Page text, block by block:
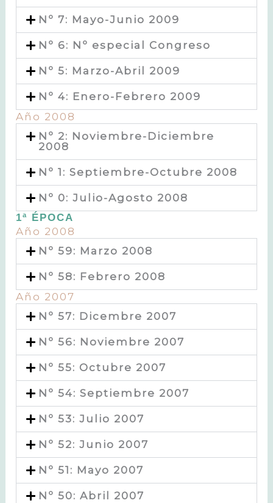
Nº 7: Mayo-Junio 2009
Nº 6: Nº especial Congreso
Nº 5: Marzo-Abril 2009
Nº 4: Enero-Febrero 2009
Año 2008
Nº 2: Noviembre-Diciembre
2008
Nº 1: Septiembre-Octubre 2008
Nº 0: Julio-Agosto 2008
1ª ÉPOCA
Año 2008
Nº 59: Marzo 2008
Nº 58: Febrero 2008
Año 2007
Nº 57: Dicembre 2007
Nº 56: Noviembre 2007
Nº 55: Octubre 2007
Nº 54: Septiembre 2007
Nº 53: Julio 2007
Nº 52: Junio 2007
Nº 51: Mayo 2007
Nº 50: Abril 2007